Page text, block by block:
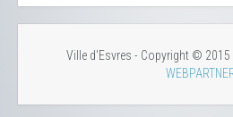
Ville d'Esvres - Copyright © 2015